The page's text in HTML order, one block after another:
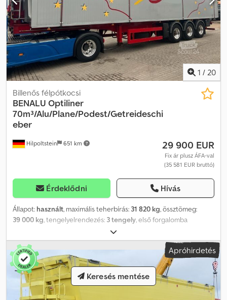
1 / 20
Hilpoltstein 651 km
Billenős félpótkocsi
BENALU Optiliner
70m³/Alu/Plane/Podest/Getreideschi
eber
29 900 EUR
Fix ár plusz ÁFA-val
(35 581 EUR bruttó)
Érdeklődni Hívás
Állapot: használt, maximális teherbírás: 31 820 kg, össztömeg:
39 000 kg , tengelyelrendezés: 3 tengely , első forgalomba
, rakodótér térfogata:
Benalu nagyméretű billenőfelépítmény 70 m³ 3 tengely,
fellépőplatform, légrugózás, BPW tengelyek, tárcsafékek,
alumínium felnik, gabonazsilip, ABS. Cedpfxjv I Ikus Agvjrf Hasznos
teher: 31 820 kg Saját tömeg: 7 180 kg
Apróhirdetés
Keresés mentése